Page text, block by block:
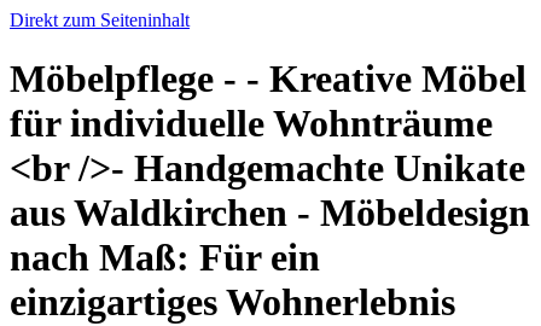
Direkt zum Seiteninhalt
Möbelpflege - - Kreative Möbel
für individuelle Wohnträume
<br />- Handgemachte Unikate
aus Waldkirchen - Möbeldesign
nach Maß: Für ein
einzigartiges Wohnerlebnis